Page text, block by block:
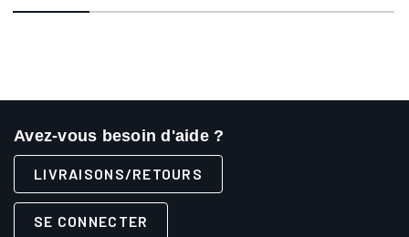
Avez-vous besoin d'aide ?
LIVRAISONS/RETOURS
SE CONNECTER